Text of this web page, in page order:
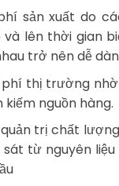
sản xuất do
và lên thời gian
trở nên dễ
phí thị trường
nguồn hàng.
trị chất
từ nguyên